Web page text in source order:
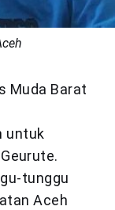
Muda Barat
untuk
tunggu
Aceh